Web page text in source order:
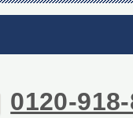
0120-